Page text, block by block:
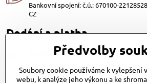
Bankovní spojení: č.ú.: 670100-
CZ
Dodání a platba
Dodání
s.r.o. a Zásilkovna
Předvolby
Soubory cookie používáme k vylepšení
webu, k analýze jeho výkonu a ke